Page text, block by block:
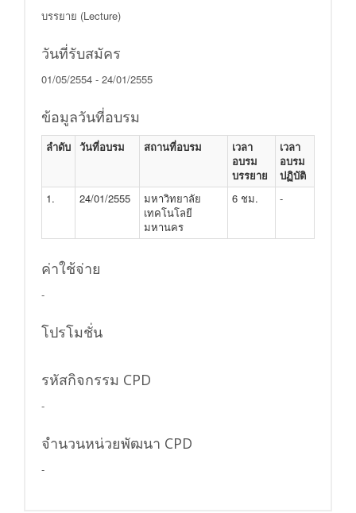
บรรยาย (Lecture)
วันที่รับสมัคร
01/05/2554 - 24/01/2555
ข้อมูลวันที่อบรม
ลำดับ วันที่อบรม สถานที่อบรม
เวลา
อบรม
บรรยาย
เวลา
อบรม
ปฏิบัติ
1.
24/01/2555
มหาวิทยาลัย
เทคโนโลยี
มหานคร
6 ชม. -
ค่าใช้จ่าย
-
โปรโมชั่น
รหัสกิจกรรม CPD
-
จำนวนหน่วยพัฒนา CPD
-